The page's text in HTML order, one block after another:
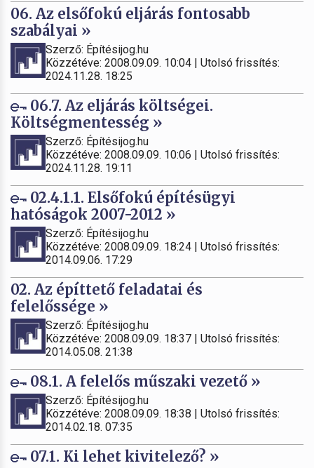
06. Az elsőfokú eljárás fontosabb
szabályai »
Szerző: Építésijog.hu
Közzétéve: 2008.09.09. 10:04 | Utolsó frissítés:
2024.11.28. 18:25
06.7. Az eljárás költségei.
Költségmentesség »
Szerző: Építésijog.hu
Közzétéve: 2008.09.09. 10:06 | Utolsó frissítés:
2024.11.28. 19:11
02.4.1.1. Elsőfokú építésügyi
hatóságok 2007-2012 »
Szerző: Építésijog.hu
Közzétéve: 2008.09.09. 18:24 | Utolsó frissítés:
2014.09.06. 17:29
02. Az építtető feladatai és
felelőssége »
Szerző: Építésijog.hu
Közzétéve: 2008.09.09. 18:37 | Utolsó frissítés:
2014.05.08. 21:38
08.1. A felelős műszaki vezető »
Szerző: Építésijog.hu
Közzétéve: 2008.09.09. 18:38 | Utolsó frissítés:
2014.02.18. 07:35
07.1. Ki lehet kivitelező? »